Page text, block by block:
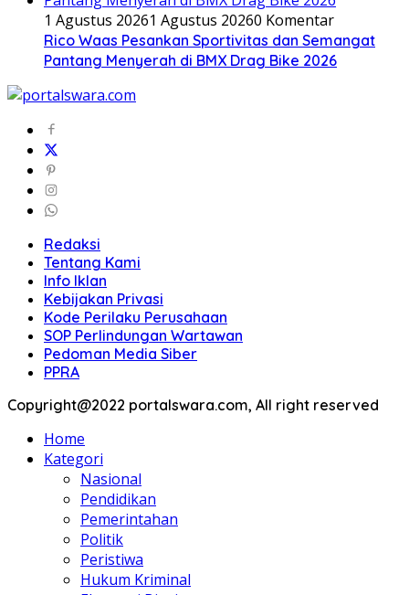
1 Agustus 20261 Agustus 20260 Komentar
Rico Waas Pesankan Sportivitas dan Semangat
Pantang Menyerah di BMX Drag Bike 2026
Redaksi
Tentang Kami
Info Iklan
Kebijakan Privasi
Kode Perilaku Perusahaan
SOP Perlindungan Wartawan
Pedoman Media Siber
PPRA
Copyright@2022 portalswara.com, All right reserved
Home
Kategori
Nasional
Pendidikan
Pemerintahan
Politik
Peristiwa
Hukum Kriminal